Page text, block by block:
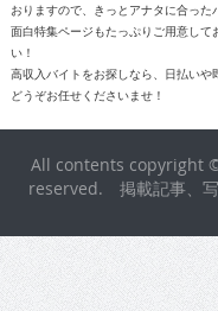
おりますので、きっとアナタに合った
面白特集ページもたっぷりご用意し
い！
高収入バイトをお探しなら、日払い
どうぞお任せくださいませ！
All contents copyright
reserved. 掲載記事、写